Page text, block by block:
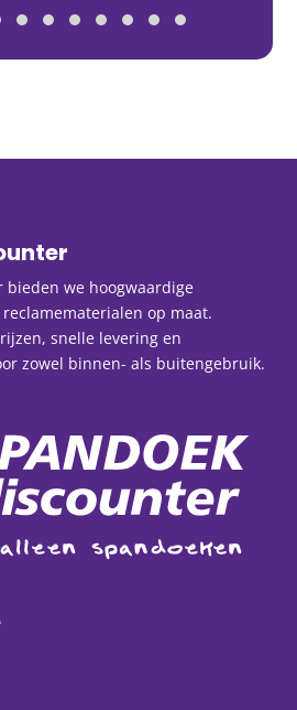
bieden we hoogwaardige
op maat.
snelle levering en
zowel binnen- als buitengebruik.